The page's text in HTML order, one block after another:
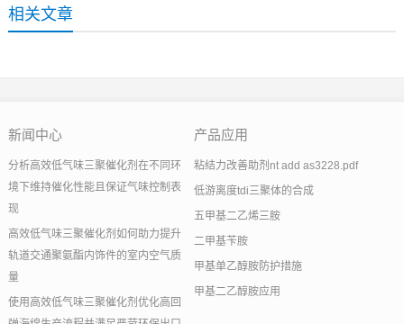
相关文章
新闻中心
分析高效低气味三聚催化剂在不同环
境下维持催化性能且保证气味控制表
现
高效低气味三聚催化剂如何助力提升
轨道交通聚氨酯内饰件的室内空气质
量
使用高效低气味三聚催化剂优化高回
产品应用
粘结力改善助剂nt add as3228.pdf
低游离度tdi三聚体的合成
五甲基二乙烯三胺
二甲基苄胺
甲基单乙醇胺防护措施
甲基二乙醇胺应用